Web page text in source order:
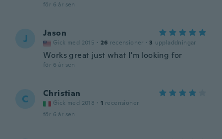
för 6 år sen
J Jason
Gick med 2015 · 26 recensioner · 3 uppladdningar
Works great just what I'm looking for
för 6 år sen
C Christian
Gick med 2018 · 1 recensioner
för 6 år sen